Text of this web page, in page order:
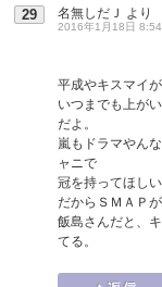
29 名無しだＪ より
2016年1月18日
平成やキスマイ
いつまでも上が
だよ。
嵐もドラマやん
ャニで
冠を持ってほしい
だからＳＭＡＰ
飯島さんだと、
てる。